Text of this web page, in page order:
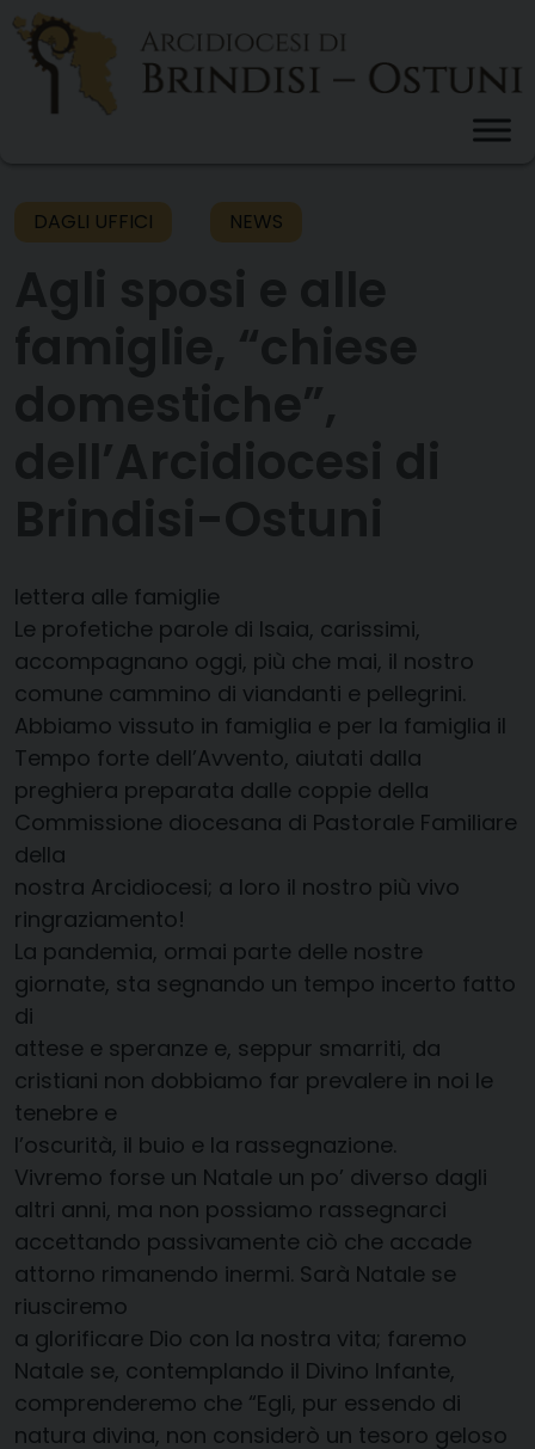
Skip
content
DAGLI UFFICI NEWS
lettera alle famiglie
Le profetiche parole di Isaia, carissimi,
accompagnano oggi, più che mai, il nostro
comune cammino di viandanti e pellegrini.
Abbiamo vissuto in famiglia e per la famiglia il
Tempo forte dell’Avvento, aiutati dalla
preghiera preparata dalle coppie della
Commissione diocesana di Pastorale Familiare
della
nostra Arcidiocesi; a loro il nostro più vivo
ringraziamento!
La pandemia, ormai parte delle nostre
giornate, sta segnando un tempo incerto fatto
di
attese e speranze e, seppur smarriti, da
cristiani non dobbiamo far prevalere in noi le
tenebre e
l’oscurità, il buio e la rassegnazione.
Vivremo forse un Natale un po’ diverso dagli
altri anni, ma non possiamo rassegnarci
accettando passivamente ciò che accade
attorno rimanendo inermi. Sarà Natale se
riusciremo
a glorificare Dio con la nostra vita; faremo
Natale se, contemplando il Divino Infante,
comprenderemo che “Egli, pur essendo di
natura divina, non considerò un tesoro geloso